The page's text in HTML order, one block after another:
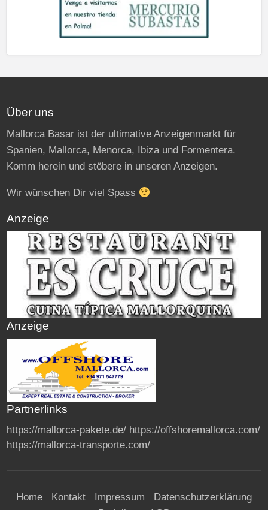
Über uns
Mallorca Basar ist der ultimative Anzeigenmarkt für
Spanien, Mallorca, Menorca, Ibiza und Formentera.
Komm herein und stöbere in unseren Anzeigen.
Wir wünschen Dir viel Spass
Anzeige
Anzeige
Partnerlinks
https://mallorca-pakete.de/ https://offshoremallorca.com/
https://mallorca-transporte.com/
Home Kontakt Impressum
Datenschutzerklärung